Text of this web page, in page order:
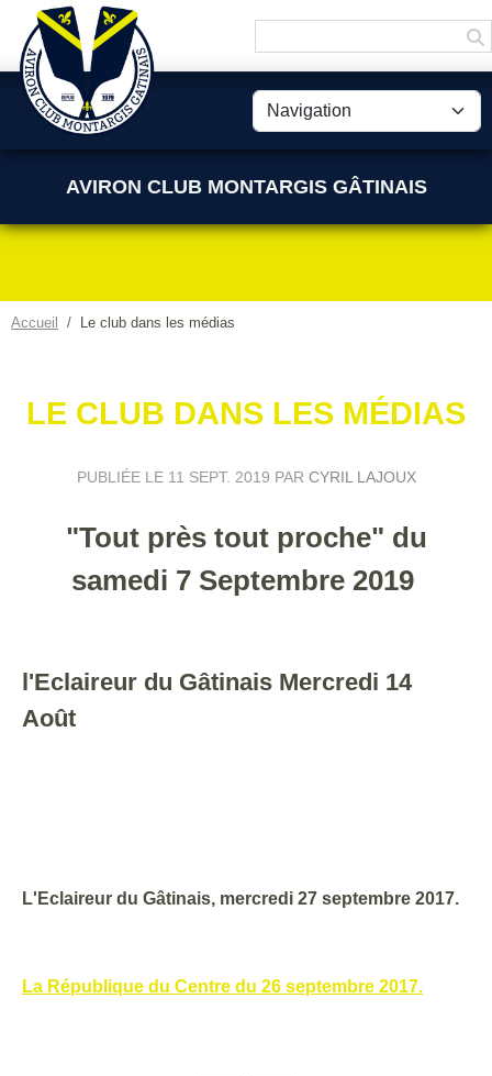
AVIRON CLUB MONTARGIS GÂTINAIS
Accueil Le club dans les médias
LE CLUB DANS LES MÉDIAS
PUBLIÉE LE 11 SEPT. 2019 PAR CYRIL LAJOUX
"Tout près tout proche" du
samedi 7 Septembre 2019
l'Eclaireur du Gâtinais Mercredi 14
Août
L'Eclaireur du Gâtinais, mercredi 27 septembre 2017.
La République du Centre du 26 septembre 2017.
Panneau de gestion des cookies